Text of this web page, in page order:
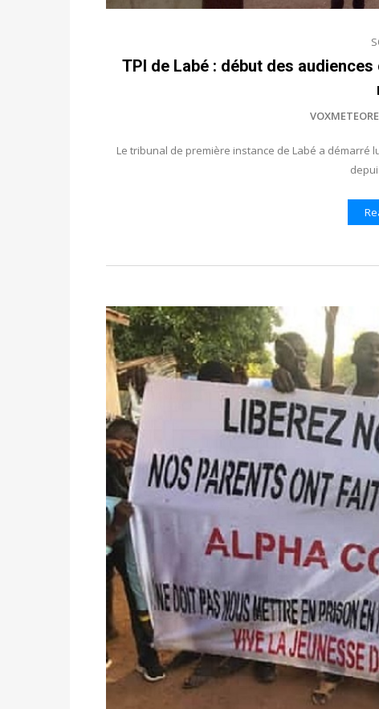
TPI de Labé : début des
VOXMETEORE
Le tribunal de première instance de Labé a démarré